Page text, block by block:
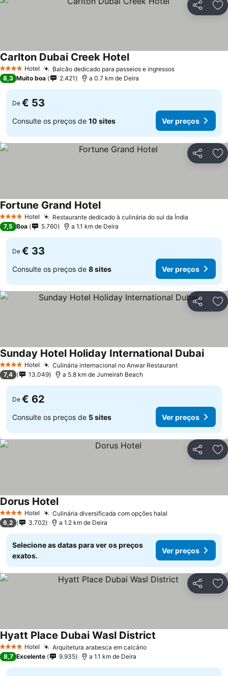
Partilhar
4 EstrelasHotel Balcão dedicado para passeios e ingressos
Carlton Dubai Creek Hotel
8,3 Muito boa 2.421 a 0.7 km de Deira
De € 53
Consulte os preços de 10 sites Ver preços
Partilhar
4 EstrelasHotel Restaurante dedicado à culinária do sul da Índia
Fortune Grand Hotel
7,5 Boa 5.760 a 1.1 km de Deira
De € 33
Consulte os preços de 8 sites Ver preços
Partilhar
4 EstrelasHotel Culinária internacional no Anwar Restaurant
Sunday Hotel Holiday International Dubai
7,4 13.049 a 5.8 km de Jumeirah Beach
De € 62
Consulte os preços de 5 sites Ver preços
Partilhar
4 EstrelasHotel Culinária diversificada com opções halal
Dorus Hotel
6,2 3.702 a 1.2 km de Deira
Selecione as datas para ver os preços
exatos.
Ver preços
Partilhar
4 EstrelasHotel Arquitetura arabesca em calcário
Hyatt Place Dubai Wasl District
8,7 Excelente 9.935 a 1.1 km de Deira